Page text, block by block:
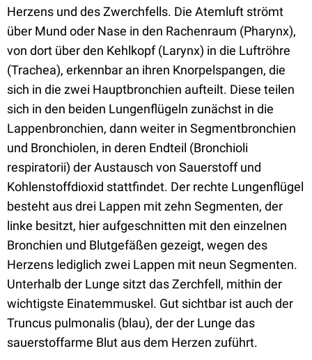
Herzens und des Zwerchfells. Die Atemluft strömt
über Mund oder Nase in den Rachenraum (Pharynx),
von dort über den Kehlkopf (Larynx) in die Luftröhre
(Trachea), erkennbar an ihren Knorpelspangen, die
sich in die zwei Hauptbronchien aufteilt. Diese teilen
sich in den beiden Lungenflügeln zunächst in die
Lappenbronchien, dann weiter in Segmentbronchien
und Bronchiolen, in deren Endteil (Bronchioli
respiratorii) der Austausch von Sauerstoff und
Kohlenstoffdioxid stattfindet. Der rechte Lungenflügel
besteht aus drei Lappen mit zehn Segmenten, der
linke besitzt, hier aufgeschnitten mit den einzelnen
Bronchien und Blutgefäßen gezeigt, wegen des
Herzens lediglich zwei Lappen mit neun Segmenten.
Unterhalb der Lunge sitzt das Zerchfell, mithin der
wichtigste Einatemmuskel. Gut sichtbar ist auch der
Truncus pulmonalis (blau), der der Lunge das
sauerstoffarme Blut aus dem Herzen zuführt.